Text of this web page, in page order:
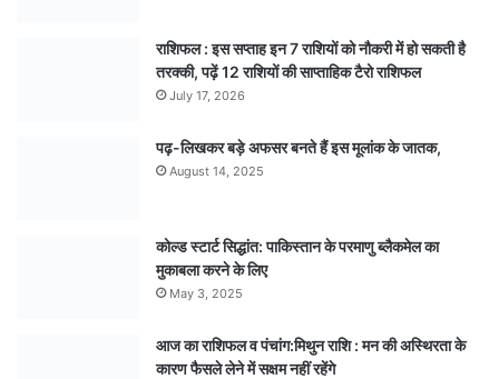
राशिफल : इस सप्ताह इन 7 राशियों को नौकरी में हो सकती है
तरक्की, पढ़ें 12 राशियों की साप्ताहिक टैरो राशिफल
July 17, 2026
पढ़-लिखकर बड़े अफसर बनते हैं इस मूलांक के जातक,
August 14, 2025
कोल्ड स्टार्ट सिद्धांत: पाकिस्तान के परमाणु ब्लैकमेल का
मुकाबला करने के लिए
May 3, 2025
आज का राशिफल व पंचांग:मिथुन राशि : मन की अस्थिरता के
कारण फैसले लेने में सक्षम नहीं रहेंगे